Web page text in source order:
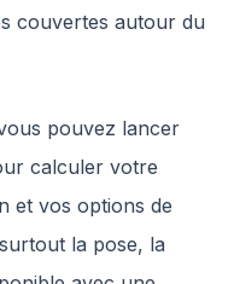
couvertes autour du
pouvez lancer
calculer votre
et vos options de
la pose, la